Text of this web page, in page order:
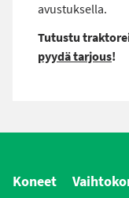
avustuksella.
Tutustu
pyydä tarjous!
Koneet